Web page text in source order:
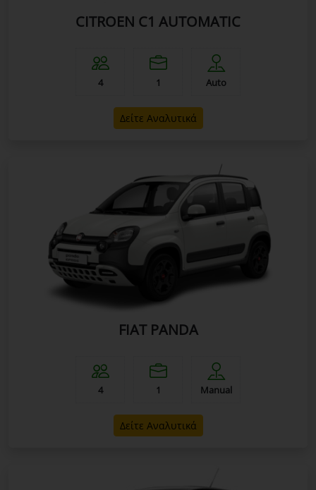
CITROEN C1 AUTOMATIC
4 1 Auto
Δείτε Αναλυτικά
FIAT PANDA
4 1 Manual
Δείτε Αναλυτικά